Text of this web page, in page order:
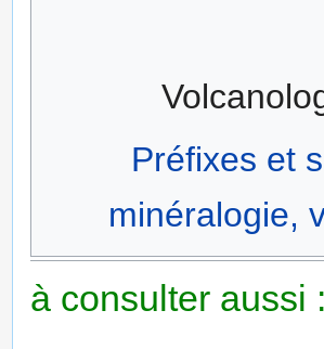
Préfixes et
minéralogie,
à consulter aussi